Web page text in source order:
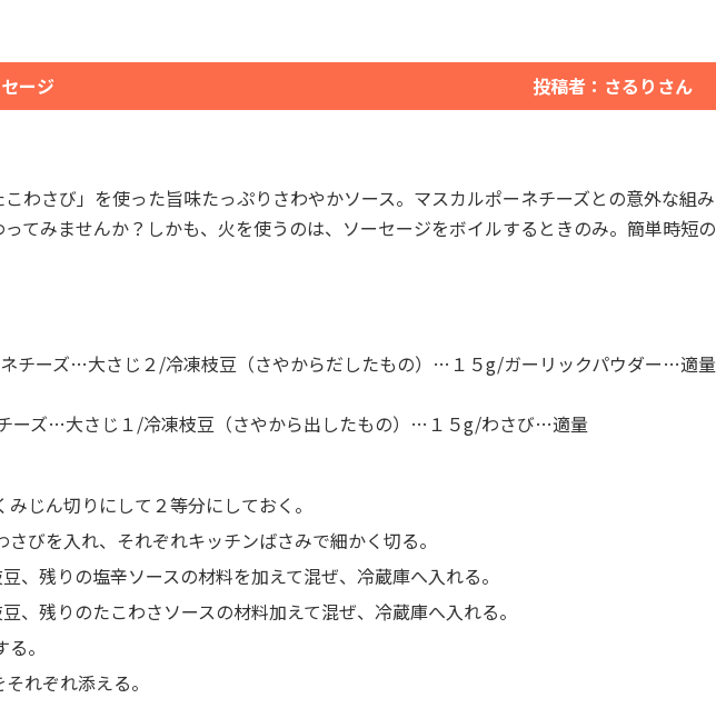
ージ 投稿者：さるりさ
こわさび」を使った旨味たっぷりさわやかソース。マスカルポーネチーズとの意外な組
てみませんか？しかも、火を使うのは、ソーセージをボイルするときのみ。簡単時短の
チーズ…大さじ２/冷凍枝豆（さやからだしたもの）…１５g/ガーリックパウダー…適
ーズ…大さじ１/冷凍枝豆（さやから出したもの）…１５g/わさび…適量
じん切りにして２等分にしておく。
びを入れ、それぞれキッチンばさみで細かく切る。
、残りの塩辛ソースの材料を加えて混ぜ、冷蔵庫へ入れる。
、残りのたこわさソースの材料加えて混ぜ、冷蔵庫へ入れる。
。
れぞれ添える。